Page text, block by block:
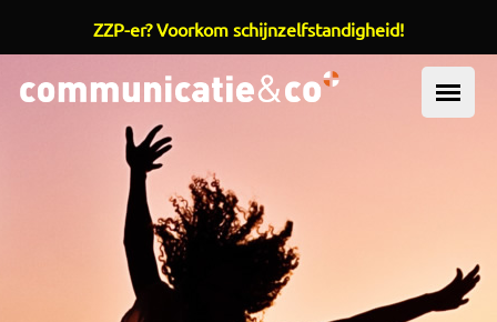
Overslaan en naar de inhoud gaan
ZZP-er? Voorkom schijnzelfstandigheid!